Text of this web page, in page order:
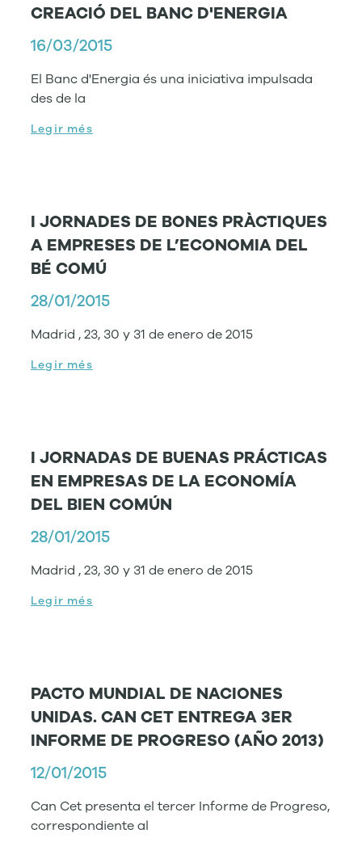
CREACIÓ DEL BANC D'ENERGIA
16/03/2015
El Banc d'Energia és una iniciativa impulsada
des de la
Legir més
I JORNADES DE BONES PRÀCTIQUES
A EMPRESES DE L’ECONOMIA DEL
BÉ COMÚ
28/01/2015
Madrid , 23, 30 y 31 de enero de 2015
Legir més
I JORNADAS DE BUENAS PRÁCTICAS
EN EMPRESAS DE LA ECONOMÍA
DEL BIEN COMÚN
28/01/2015
Madrid , 23, 30 y 31 de enero de 2015
Legir més
PACTO MUNDIAL DE NACIONES
UNIDAS. CAN CET ENTREGA 3ER
INFORME DE PROGRESO (AÑO 2013)
12/01/2015
Can Cet presenta el tercer Informe de Progreso,
correspondiente al